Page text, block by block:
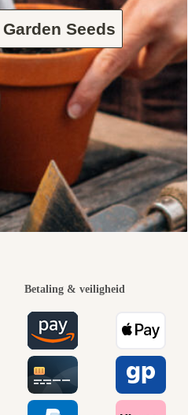
Seeds
Betaling & veiligheid